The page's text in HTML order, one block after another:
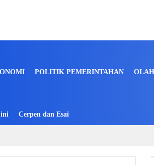
POLITIK PEMERINTAHAN
Cerpen dan Esai